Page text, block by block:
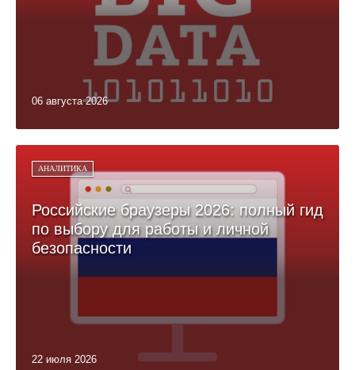
06 августа 2026
АНАЛИТИКА
Российские браузеры 2026: полный гид
по выбору для работы и личной
безопасности
22 июля 2026